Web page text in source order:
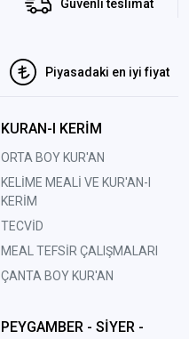
Güvenli teslimat
Piyasadaki en iyi fiyat
KURAN-I KERİM
ORTA BOY KUR'AN
KELİME MEALİ VE KUR'AN-I
KERİM
TECVİD
MEAL TEFSİR ÇALIŞMALARI
ÇANTA BOY KUR'AN
PEYGAMBER - SİYER -